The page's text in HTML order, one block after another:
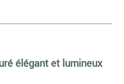
élégant et lumineux